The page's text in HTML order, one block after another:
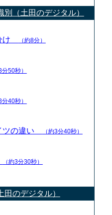
（土田のデジタル）
け （約8分）
分50秒）
分40秒）
ツの違い （約3分40秒）
（約3分30秒）
田のデジタル）